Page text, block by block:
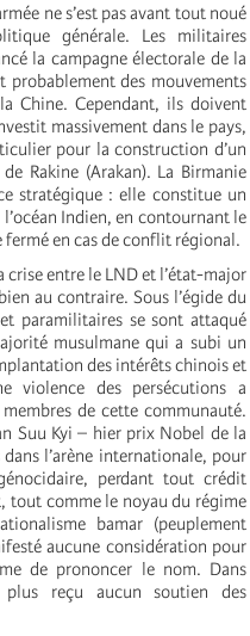
ne s’est pas avant tout noué
générale. Les militaires
la campagne électorale de la
des mouvements
Chine. Cependant, ils doivent
massivement dans le pays,
pour la construction d’un
Rakine (Arakan). La Birmanie
stratégique : elle constitue un
Indien, en contournant le
en cas de conflit régional.
crise entre le LND et l’état-major
au contraire. Sous l’égide du
paramilitaires se sont attaqué
musulmane qui a subi un
des intérêts chinois et
violence des persécutions a
de cette communauté.
Suu Kyi – hier prix Nobel de la
l’arène internationale, pour
perdant tout crédit
tout comme le noyau du régime
bamar (peuplement
aucune considération pour
de prononcer le nom. Dans
plus reçu aucun soutien des